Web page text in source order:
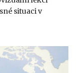
situaci v